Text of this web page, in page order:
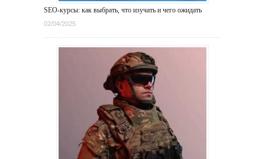
SEO-курсы: как выбрать, что изучать и чего ожидать
02/04/2025